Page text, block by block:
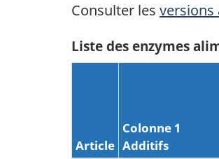
Consulter les versions
Liste des enzymes
Article
Colonne 1
Additifs